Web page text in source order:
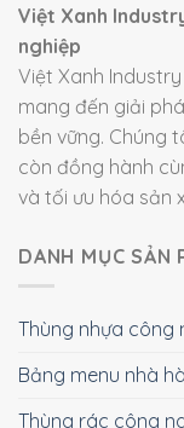
Việt Xanh
nghiệp
Việt Xanh
mang đến giải
bền vững. Chúng
còn đồng hành
và tối ưu hóa sản
DANH MỤC SẢN
Thùng nhựa công
Bảng menu nhà
Thùng rác công